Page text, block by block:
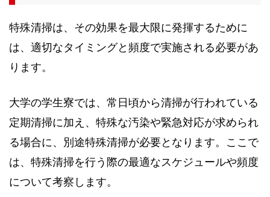
特殊清掃は、その効果を最大限に発揮するために
は、適切なタイミングと頻度で実施される必要があ
ります。
大学の学生寮では、常日頃から清掃が行われている
定期清掃に加え、特殊な汚染や緊急対応が求められ
る場合に、別途特殊清掃が必要となります。ここで
は、特殊清掃を行う際の最適なスケジュールや頻度
について考察します。